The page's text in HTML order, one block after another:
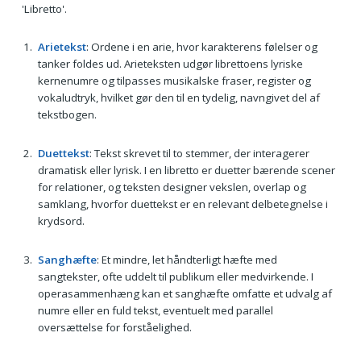
'Libretto'.
Arietekst: Ordene i en arie, hvor karakterens følelser og
tanker foldes ud. Arieteksten udgør librettoens lyriske
kernenumre og tilpasses musikalske fraser, register og
vokaludtryk, hvilket gør den til en tydelig, navngivet del af
tekstbogen.
Duettekst: Tekst skrevet til to stemmer, der interagerer
dramatisk eller lyrisk. I en libretto er duetter bærende scener
for relationer, og teksten designer vekslen, overlap og
samklang, hvorfor duettekst er en relevant delbetegnelse i
krydsord.
Sanghæfte: Et mindre, let håndterligt hæfte med
sangtekster, ofte uddelt til publikum eller medvirkende. I
operasammenhæng kan et sanghæfte omfatte et udvalg af
numre eller en fuld tekst, eventuelt med parallel
oversættelse for forståelighed.